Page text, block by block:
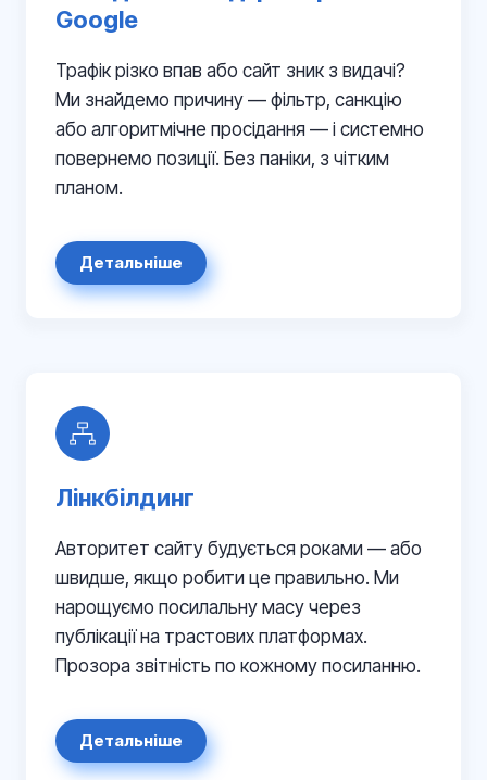
Google
Трафік різко впав або сайт зник з видачі?
Ми знайдемо причину — фільтр, санкцію
або алгоритмічне просідання — і системно
повернемо позиції. Без паніки, з чітким
планом.
Детальніше
Лінкбілдинг
Авторитет сайту будується роками — або
швидше, якщо робити це правильно. Ми
нарощуємо посилальну масу через
публікації на трастових платформах.
Прозора звітність по кожному посиланню.
Детальніше